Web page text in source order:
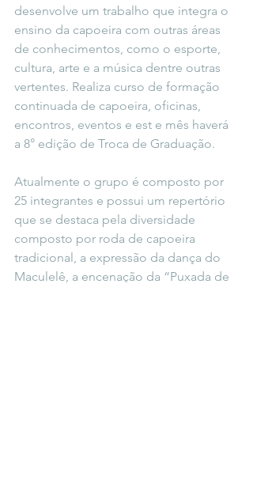
desenvolve um trabalho que integra o
ensino da capoeira com outras áreas
de conhecimentos, como o esporte,
cultura, arte e a música dentre outras
vertentes. Realiza curso de formação
continuada de capoeira, oficinas,
encontros, eventos e est e mês haverá
a 8° edição de Troca de Graduação.
Atualmente o grupo é composto por
25 integrantes e possui um repertório
que se destaca pela diversidade
composto por roda de capoeira
tradicional, a expressão da dança do
Maculelê, a encenação da “Puxada de